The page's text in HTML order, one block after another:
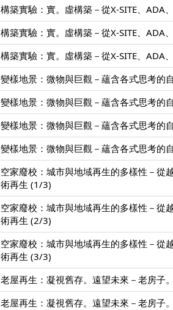
構築實驗：實。虛構築－從X-SITE、ADA
構築實驗：實。虛構築－從X-SITE、ADA
構築實驗：實。虛構築－從X-SITE、ADA
變樣地景：微物與巨觀－蘊含各式思考的
變樣地景：微物與巨觀－蘊含各式思考的
變樣地景：微物與巨觀－蘊含各式思考的
變樣地景：微物與巨觀－蘊含各式思考的
空家廢校：城市與地域再生的多樣性－從
術再生 (1/3)
空家廢校：城市與地域再生的多樣性－從
術再生 (2/3)
空家廢校：城市與地域再生的多樣性－從
術再生 (3/3)
老屋再生：凝視舊存。遠望未來－老房子
老屋再生：凝視舊存。遠望未來－老房子